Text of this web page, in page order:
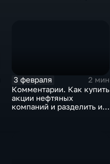
3 февраля
2 мин
Комментарии. Как купить
акции нефтяных
компаний и разделить их